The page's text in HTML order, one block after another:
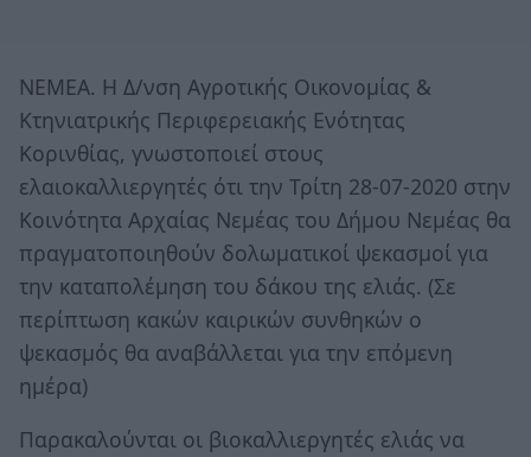
ΝΕΜΕΑ. Η Δ/νση Αγροτικής Oικονομίας &
Κτηνιατρικής Περιφερειακής Ενότητας
Κορινθίας, γνωστοποιεί στους
ελαιοκαλλιεργητές ότι την Τρίτη 28-07-2020 στην
Κοινότητα Αρχαίας Νεμέας του Δήμου Νεμέας θα
πραγματοποιηθούν δολωματικοί ψεκασμοί για
την καταπολέμηση του δάκου της ελιάς. (Σε
περίπτωση κακών καιρικών συνθηκών ο
ψεκασμός θα αναβάλλεται για την επόμενη
ημέρα)
Παρακαλούνται οι βιοκαλλιεργητές ελιάς να